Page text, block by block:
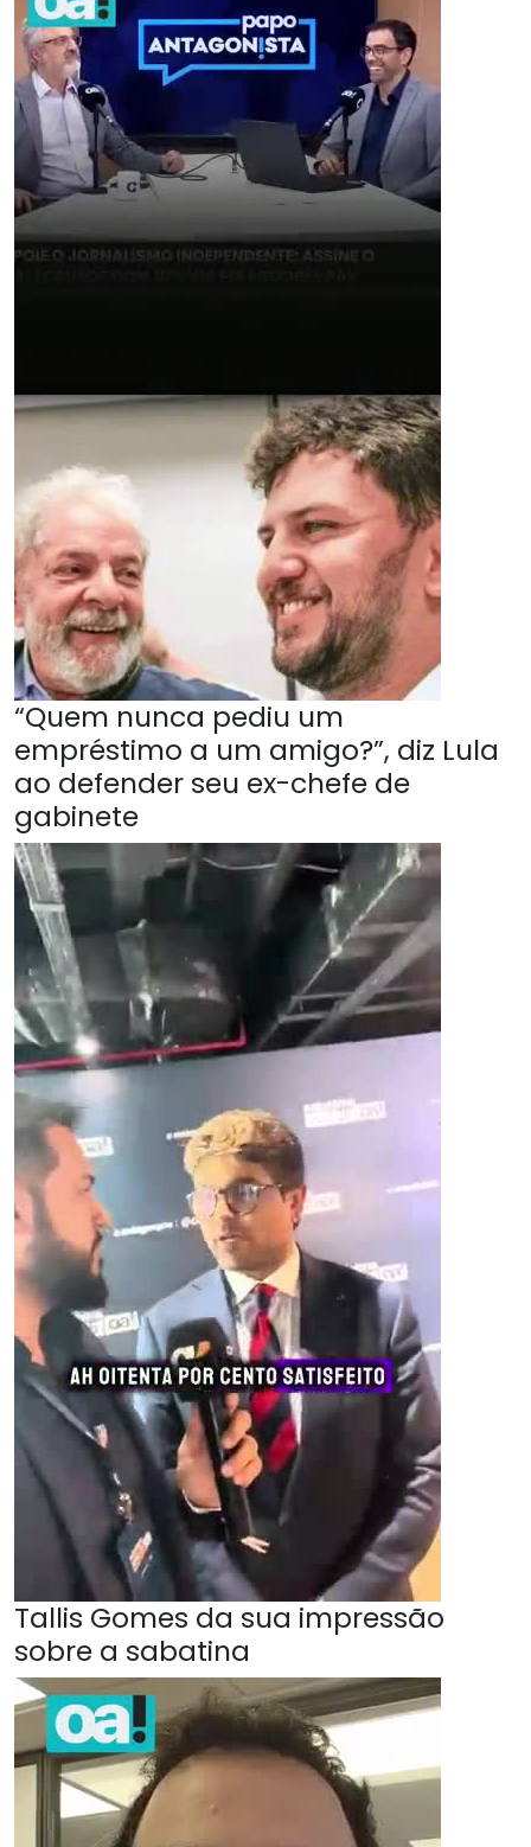
“Quem nunca pediu um
empréstimo a um amigo?”, diz Lula
ao defender seu ex-chefe de
gabinete
Tallis Gomes da sua impressão
sobre a sabatina